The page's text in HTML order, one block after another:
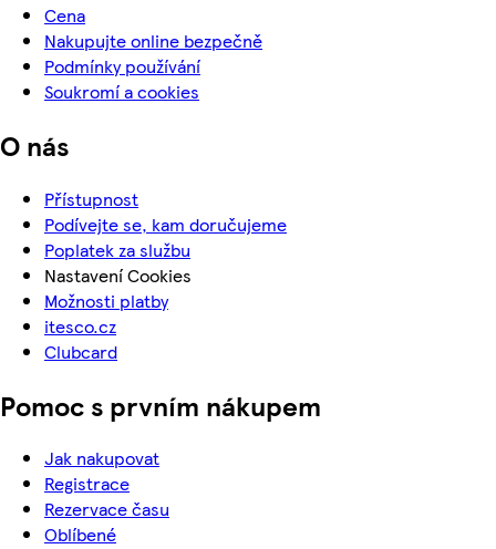
Cena
Nakupujte online bezpečně
Podmínky používání
Soukromí a cookies
O nás
Přístupnost
Podívejte se, kam doručujeme
Poplatek za službu
Nastavení Cookies
Možnosti platby
itesco.cz
Clubcard
Pomoc s prvním nákupem
Jak nakupovat
Registrace
Rezervace času
Oblíbené